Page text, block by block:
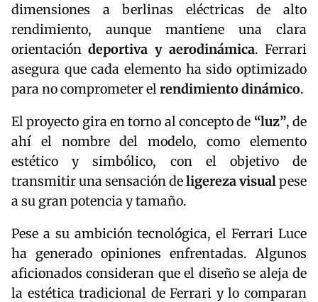
dimensiones a berlinas eléctricas de alto
rendimiento, aunque mantiene una clara
orientacióndeportiva y aerodinámica. Ferrari
asegura que cada elemento ha sido optimizado
para no comprometer elrendimiento dinámico.
El proyecto gira en torno al concepto de “luz”, de
ahí el nombre del modelo, como elemento
estético y simbólico, con el objetivo de
transmitir una sensación deligereza visualpese
a su gran potencia y tamaño.
Pese a su ambición tecnológica, el Ferrari Luce
ha generado opiniones enfrentadas. Algunos
aficionados consideran que el diseño se aleja de
la estética tradicional de Ferrari y lo comparan